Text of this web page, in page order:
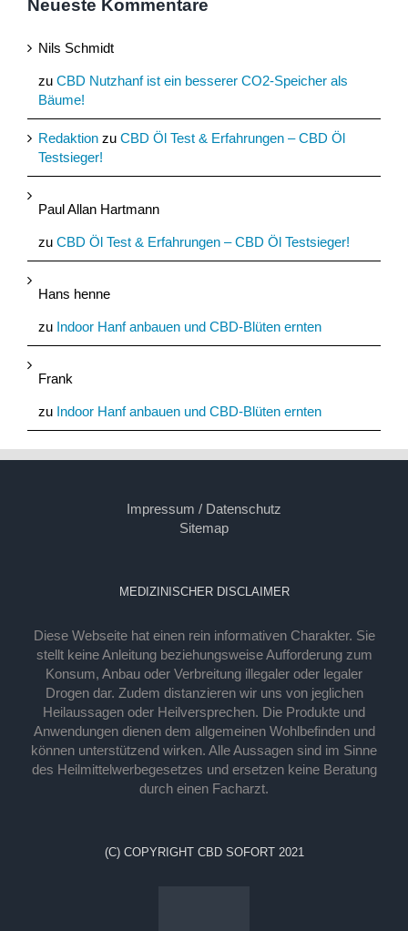
Neueste Kommentare
Nils Schmidt
zu CBD Nutzhanf ist ein besserer CO2-Speicher als
Bäume!
Redaktion zu CBD Öl Test & Erfahrungen – CBD Öl
Testsieger!
Paul Allan Hartmann
zu CBD Öl Test & Erfahrungen – CBD Öl Testsieger!
Hans henne
zu Indoor Hanf anbauen und CBD-Blüten ernten
Frank
zu Indoor Hanf anbauen und CBD-Blüten ernten
Impressum / Datenschutz
Sitemap
MEDIZINISCHER DISCLAIMER
Diese Webseite hat einen rein informativen Charakter. Sie
stellt keine Anleitung beziehungsweise Aufforderung zum
Konsum, Anbau oder Verbreitung illegaler oder legaler
Drogen dar. Zudem distanzieren wir uns von jeglichen
Heilaussagen oder Heilversprechen. Die Produkte und
Anwendungen dienen dem allgemeinen Wohlbefinden und
können unterstützend wirken. Alle Aussagen sind im Sinne
des Heilmittelwerbegesetzes und ersetzen keine Beratung
durch einen Facharzt.
(C) COPYRIGHT CBD SOFORT 2021